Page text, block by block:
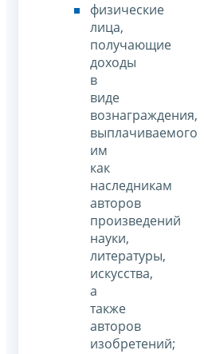
физические
лица,
получающие
доходы
в
виде
вознаграждения,
выплачиваемого
им
как
наследникам
авторов
произведений
науки,
литературы,
искусства,
а
также
авторов
изобретений;